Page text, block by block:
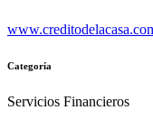
Categoría
Servicios Financieros